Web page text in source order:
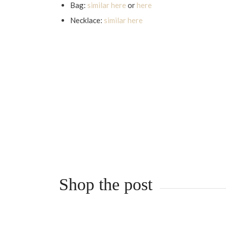
Bag: similar here orhere
Necklace: similar here
Shop the post